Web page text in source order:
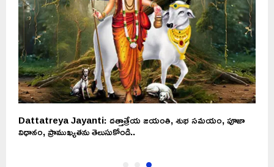
Dattatreya Jayanti: దత్తాత్రేయ జయంతి, శుభ సమయం, పూజా
విధానం, ప్రాముఖ్యతను తెలుసుకోండి..